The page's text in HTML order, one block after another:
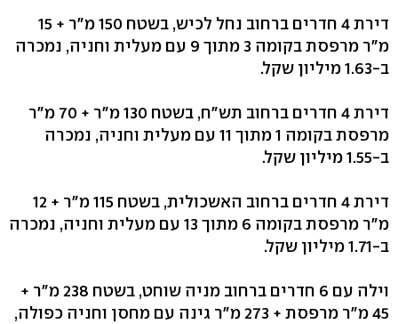
דירת 4 חדרים ברחוב נחל לכיש, בשטח 150 מ"ר + 15
מ"ר מרפסת בקומה 3 מתוך 9 עם מעלית וחניה, נמכרה
ב-1.63 מיליון שקל.
דירת 4 חדרים ברחוב תש"ח, בשטח 130 מ"ר + 70 מ"ר
מרפסת בקומה 1 מתוך 11 עם מעלית וחניה, נמכרה
ב-1.55 מיליון שקל.
דירת 4 חדרים ברחוב האשכולית, בשטח 115 מ"ר + 12
מ"ר מרפסת בקומה 6 מתוך 13 עם מעלית וחניה, נמכרה
ב-1.71 מיליון שקל.
וילה עם 6 חדרים ברחוב מניה שוחט, בשטח 238 מ"ר +
45 מ"ר מרפסת + 273 מ"ר גינה עם מחסן וחניה כפולה,